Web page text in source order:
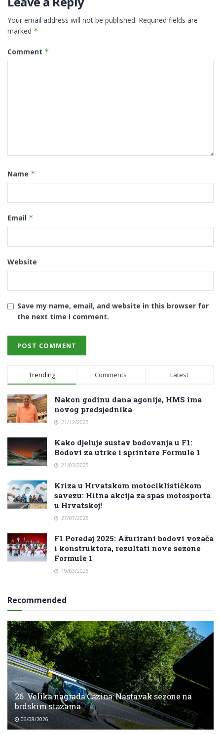
Your email address will not be published. Required fields are
marked *
Comment *
Name *
Email *
Website
Save my name, email, and website in this browser for
the next time I comment.
Trending Comments Latest
Nakon godinu dana agonije, HMS ima
novog predsjednika
21/12/2025
Kako djeluje sustav bodovanja u F1:
Bodovi za utrke i sprintere Formule 1
21/03/2025
Kriza u Hrvatskom motociklističkom
savezu: Hitna akcija za spas motosporta
u Hrvatskoj!
27/07/2025
F1 Poredaj 2025: Ažurirani bodovi vozača
i konstruktora, rezultati nove sezone
Formule 1
19/03/2025
Recommended
26. Velika nagrada Cazina: Nastavak sezone na
brdskim stazama
06/08/2026